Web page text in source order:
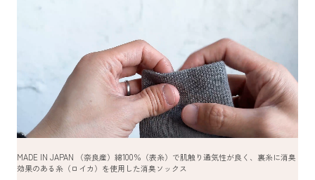
MADE IN JAPAN （奈良産）綿100％（表糸）で肌触り通気性が良く、裏糸に消臭
効果のある糸（ロイカ）を使用した消臭ソックス